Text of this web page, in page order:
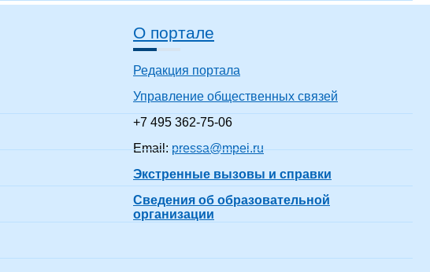
О портале
Редакция портала
Управление общественных связей
+7 495 362-75-06
Email: pressa@mpei.ru
Экстренные вызовы и справки
Сведения об образовательной
организации